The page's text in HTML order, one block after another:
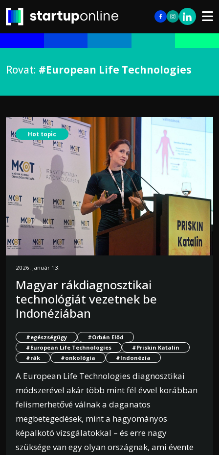
Rovat: #European Life Technologies
Hot topic
2026. január 13.
Magyar rákdiagnosztikai
technológiát vezetnek be
Indonéziában
#egészségügy
#Orbán Előd
#European Life Technologies
#Priskin Katalin
#rák
#onkológia #Indonézia
A European Life Technologies diagnosztikai
módszerével akár több mint fél évvel korábban
felismerhetővé válnak a daganatos
megbetegedések, mint a hagyományos
képalkotó vizsgálatokkal – és erre nagy
szüksége van egy olyan országnak, ami évente